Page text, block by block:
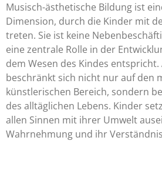
Musisch-ästhetische Bildung ist
Dimension, durch die Kinder mit
treten. Sie ist keine
eine zentrale Rolle in der
dem Wesen des Kindes
beschränkt sich nicht nur auf den
künstlerischen Bereich, sondern
des alltäglichen Lebens. Kinder
allen Sinnen mit ihrer Umwelt
Wahrnehmung und ihr